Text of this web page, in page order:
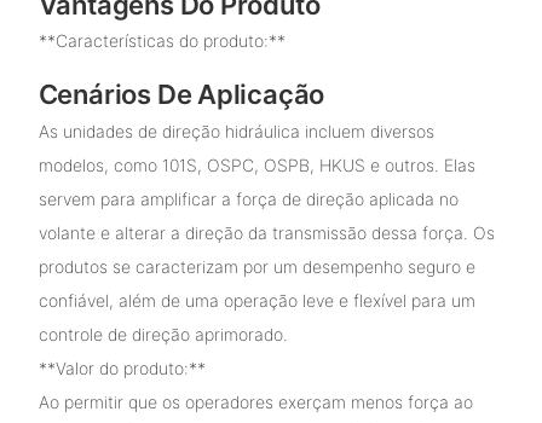
**Características do produto:**
Cenários De Aplicação
As unidades de direção hidráulica incluem diversos
modelos, como 101S, OSPC, OSPB, HKUS e outros. Elas
servem para amplificar a força de direção aplicada no
volante e alterar a direção da transmissão dessa força. Os
produtos se caracterizam por um desempenho seguro e
confiável, além de uma operação leve e flexível para um
controle de direção aprimorado.
**Valor do produto:**
Ao permitir que os operadores exerçam menos força ao